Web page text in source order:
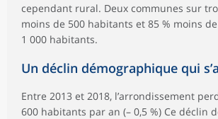
cependant rural. Deux communes sur
moins de 500 habitants et 85 % moins de
1 000 habitants.
Un déclin démographique qui
Entre 2013 et 2018, l’arrondissement
600 habitants par an (– 0,5 %) Ce déclin